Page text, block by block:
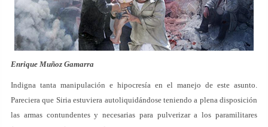
Enrique Muñoz Gamarra
Indigna tanta manipulación e hipocresía en el manejo de este asunto.
Pareciera que Siria estuviera autoliquidándose teniendo a plena disposición
las armas contundentes y necesarias para pulverizar a los paramilitares